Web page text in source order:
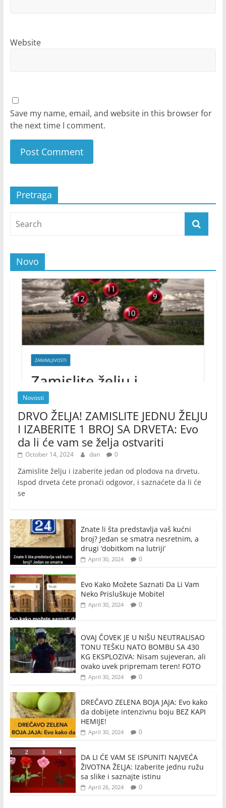
Website
Save my name, email, and website in this browser for
the next time I comment.
Pretraga
Novo
Novosti
DRVO ŽELJA! ZAMISLITE JEDNU ŽELJU
I IZABERITE 1 BROJ SA DRVETA: Evo
da li će vam se želja ostvariti
October 14, 2024 dan 0
Zamislite želju i izaberite jedan od plodova na drvetu.
Ispod drveta ćete pronaći odgovor, i saznaćete da li će
se
Znate li šta predstavlja vaš kućni
broj? Jedan se smatra nesretnim, a
drugi ‘dobitkom na lutriji’
April 30, 2024 0
Evo Kako Možete Saznati Da Li Vam
Neko Prisluškuje Mobitel
April 30, 2024 0
OVAJ ČOVEK JE U NIŠU NEUTRALISAO
TONU TEŠKU NATO BOMBU SA 430
KG EKSPLOZIVA: Nisam sujeveran, ali
ovako uvek pripremam teren! FOTO
April 30, 2024 0
DREČAVO ZELENA BOJA JAJA: Evo kako
da dobijete intenzivnu boju BEZ KAPI
HEMIJE!
April 30, 2024 0
DA LI ĆE VAM SE ISPUNITI NAJVEĆA
ŽIVOTNA ŽELJA: Izaberite jednu ružu
sa slike i saznajte istinu
April 26, 2024 0